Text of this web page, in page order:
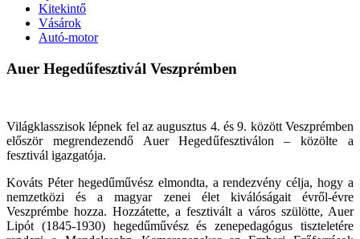
Kitekintő
Vásárok
Autó-motor
Auer Hegedűfesztivál Veszprémben
Világklasszisok lépnek fel az augusztus 4. és 9. között Veszprémben
először megrendezendő Auer Hegedűfesztiválon – közölte a
fesztivál igazgatója.
Kováts Péter hegedűművész elmondta, a rendezvény célja, hogy a
nemzetközi és a magyar zenei élet kiválóságait évről-évre
Veszprémbe hozza. Hozzátette, a fesztivált a város szülötte, Auer
Lipót (1845-1930) hegedűművész és zenepedagógus tiszteletére